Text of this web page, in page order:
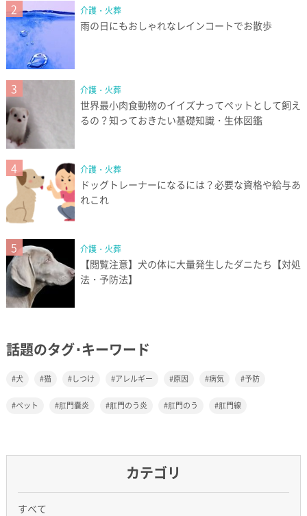
2 介護・火葬
雨の日にもおしゃれなレインコートでお散歩
3 介護・火葬
世界最小肉食動物のイイズナってペットとして飼え
るの？知っておきたい基礎知識・生体図鑑
4 介護・火葬
ドッグトレーナーになるには？必要な資格や給与あ
れこれ
5 介護・火葬
【閲覧注意】犬の体に大量発生したダニたち【対処
法・予防法】
話題のタグ･キーワード
犬 猫 しつけ アレルギー 原因 病気 予防
ペット 肛門嚢炎 肛門のう炎 肛門のう 肛門線
カテゴリ
すべて